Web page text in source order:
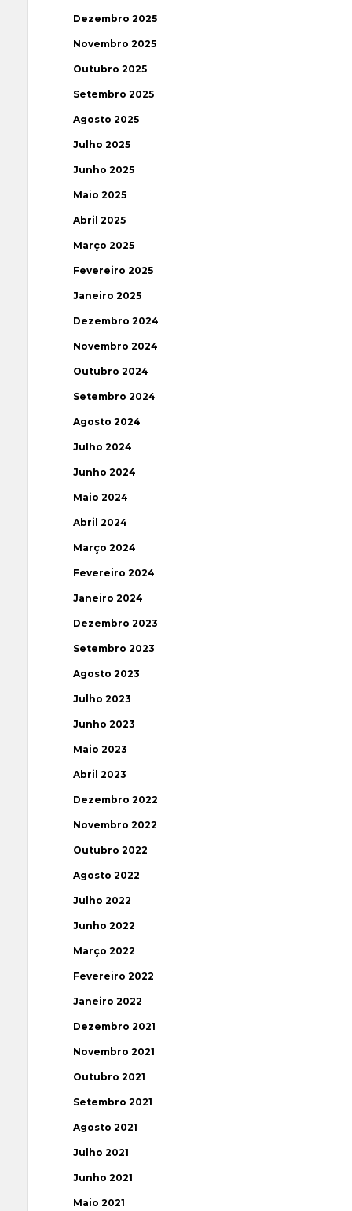
Dezembro 2025
Novembro 2025
Outubro 2025
Setembro 2025
Agosto 2025
Julho 2025
Junho 2025
Maio 2025
Abril 2025
Março 2025
Fevereiro 2025
Janeiro 2025
Dezembro 2024
Novembro 2024
Outubro 2024
Setembro 2024
Agosto 2024
Julho 2024
Junho 2024
Maio 2024
Abril 2024
Março 2024
Fevereiro 2024
Janeiro 2024
Dezembro 2023
Setembro 2023
Agosto 2023
Julho 2023
Junho 2023
Maio 2023
Abril 2023
Dezembro 2022
Novembro 2022
Outubro 2022
Agosto 2022
Julho 2022
Junho 2022
Março 2022
Fevereiro 2022
Janeiro 2022
Dezembro 2021
Novembro 2021
Outubro 2021
Setembro 2021
Agosto 2021
Julho 2021
Junho 2021
Maio 2021